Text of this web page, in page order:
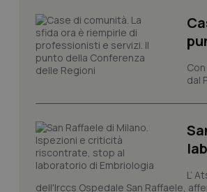
dal
L’
dell'Irccs Ospedale San Raffaele,